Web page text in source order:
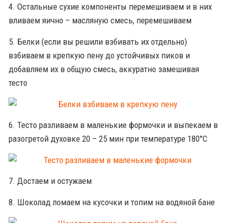
4. Остальные сухие компоненты перемешиваем и в них
вливаем яично – масляную смесь, перемешиваем
5. Белки (если вы решили взбивать их отдельно)
взбиваем в крепкую пену до устойчивых пиков и
добавляем их в общую смесь, аккуратно замешивая
тесто
6. Тесто разливаем в маленькие формочки и выпекаем в
разогретой духовке 20 – 25 мин при температуре 180°С
7. Достаем и остужаем
8. Шоколад ломаем на кусочки и топим на водяной бане